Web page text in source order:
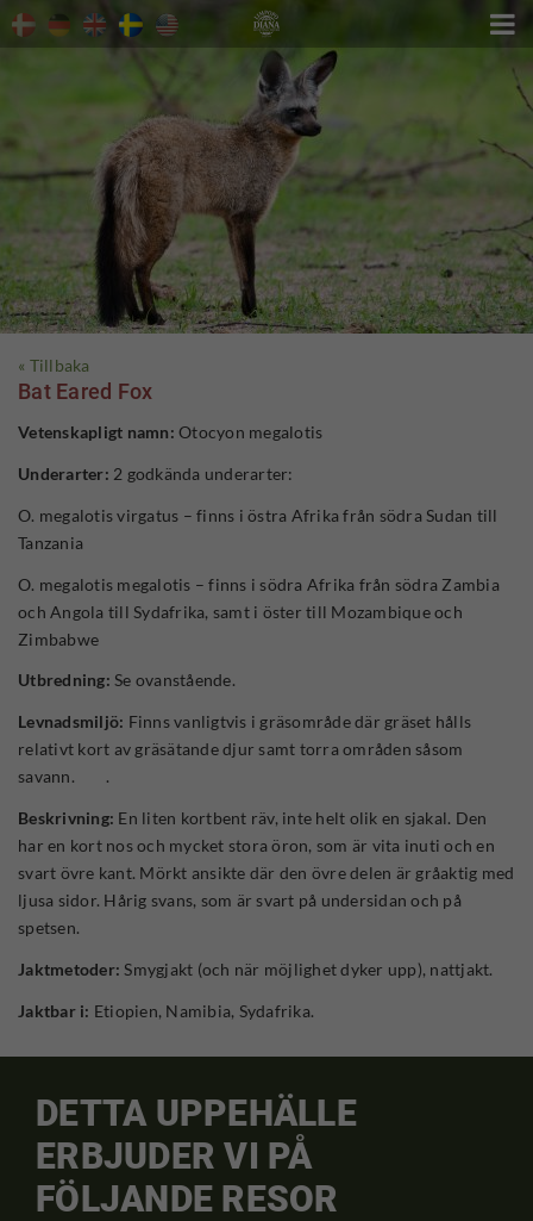

« Tillbaka
Bat Eared Fox
Vetenskapligt namn: Otocyon megalotis
Underarter: 2 godkända underarter:
O. megalotis virgatus – finns i östra Afrika från södra Sudan till
Tanzania
O. megalotis megalotis – finns i södra Afrika från södra Zambia
och Angola till Sydafrika, samt i öster till Mozambique och
Zimbabwe
Utbredning: Se ovanstående.
Levnadsmiljö: Finns vanligtvis i gräsområde där gräset hålls
relativt kort av gräsätande djur samt torra områden såsom
savann. .
Beskrivning: En liten kortbent räv, inte helt olik en sjakal. Den
har en kort nos och mycket stora öron, som är vita inuti och en
svart övre kant. Mörkt ansikte där den övre delen är gråaktig med
ljusa sidor. Hårig svans, som är svart på undersidan och på
spetsen.
Jaktmetoder: Smygjakt (och när möjlighet dyker upp), nattjakt.
Jaktbar i: Etiopien, Namibia, Sydafrika.
DETTA UPPEHÄLLE
ERBJUDER VI PÅ
FÖLJANDE RESOR